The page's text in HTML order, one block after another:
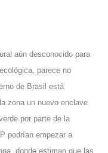
aún desconocido para
parece no
de Brasil está
zona un nuevo enclave
por parte de la
podrían empezar a
donde estiman que las